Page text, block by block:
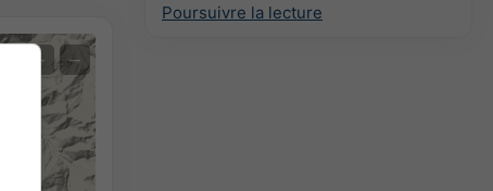
Poursuivre la lecture
+ −